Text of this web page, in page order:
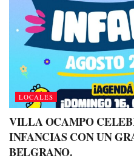
LOCALES
VILLA OCAMPO
INFANCIAS CON UN
BELGRANO.